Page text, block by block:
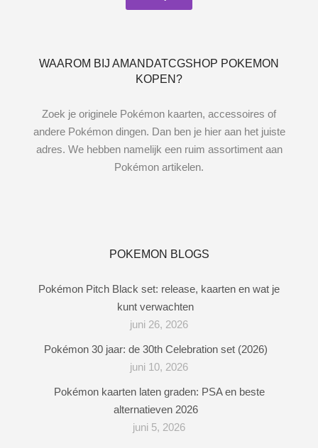
WAAROM BIJ AMANDATCGSHOP POKEMON
KOPEN?
Zoek je originele Pokémon kaarten, accessoires of
andere Pokémon dingen. Dan ben je hier aan het juiste
adres. We hebben namelijk een ruim assortiment aan
Pokémon artikelen.
POKEMON BLOGS
Pokémon Pitch Black set: release, kaarten en wat je
kunt verwachten
juni 26, 2026
Pokémon 30 jaar: de 30th Celebration set (2026)
juni 10, 2026
Pokémon kaarten laten graden: PSA en beste
alternatieven 2026
juni 5, 2026